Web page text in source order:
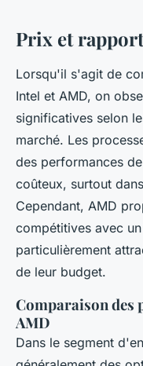
Prix et
Lorsqu'il s'agit de
Intel et AMD, on
significatives selon
marché. Les
des performances
coûteux, surtout
Cependant, AMD
compétitives avec
particulièrement
de leur budget.
Comparaison des
AMD
Dans le segment